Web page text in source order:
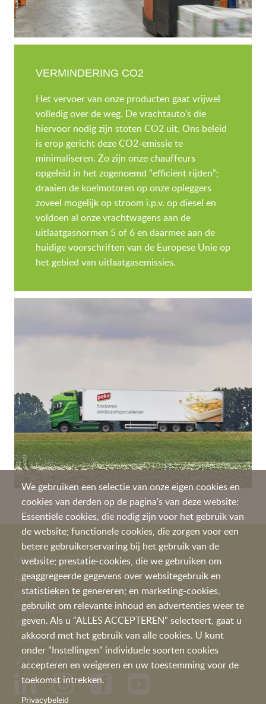
VERMINDERING CO2
Het vervoer van onze producten gaat vrijwel
volledig over de weg. De vrachtauto’s die
hiervoor nodig zijn stoten CO2 uit. Ons beleid
is erop gericht deze CO2-emissie te
minimaliseren. Zo zijn onze chauffeurs
opgeleid in het zogenoemd “efficiënt rijden”;
draaien de koelmotoren op onze opleggers
zoveel mogelijk op stroom i.p.v. op diesel en
voldoen al onze vrachtwagens aan de
uitlaatgasnormen 5 of 6 en daarmee aan de
huidige voorschriften van de Europese Unie op
het gebied van uitlaatgasemissies.
We gebruiken een selectie van onze eigen cookies en
cookies van derden op de pagina's van deze website:
Essentiële cookies, die nodig zijn voor het gebruik van
de website; functionele cookies, die zorgen voor een
betere gebruikerservaring bij het gebruik van de
website; prestatie-cookies, die we gebruiken om
geaggregeerde gegevens over websitegebruik en
statistieken te genereren; en marketing-cookies,
gebruikt om relevante inhoud en advertenties weer te
geven. Als u "ALLES ACCEPTEREN" selecteert, gaat u
akkoord met het gebruik van alle cookies. U kunt
onder "Instellingen" individuele soorten cookies
accepteren en weigeren en uw toestemming voor de
toekomst intrekken.
Privacybeleid
MEER OVER PEKA
Recepten
Bedrijfsfilm
Certificaten
Werken bij Peka
Contact
VOLG ONS